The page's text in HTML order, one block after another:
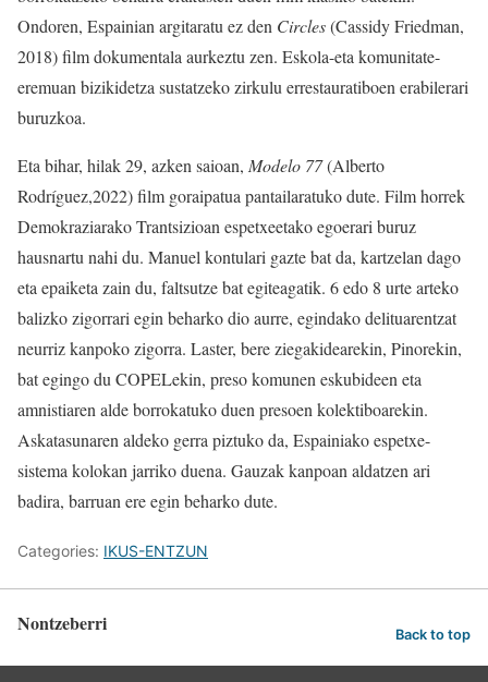
Ondoren, Espainian argitaratu ez den Circles(Cassidy Friedman,
2018) film dokumentala aurkeztu zen. Eskola-eta komunitate-
eremuan bizikidetza sustatzeko zirkulu errestauratiboen erabilerari
buruzkoa.
Eta bihar, hilak 29, azken saioan, Modelo 77(Alberto
Rodríguez,2022) film goraipatua pantailaratuko dute. Film horrek
Demokraziarako Trantsizioan espetxeetako egoerari buruz
hausnartu nahi du. Manuel kontulari gazte bat da, kartzelan dago
eta epaiketa zain du, faltsutze bat egiteagatik. 6 edo 8 urte arteko
balizko zigorrari egin beharko dio aurre, egindako delituarentzat
neurriz kanpoko zigorra. Laster, bere ziegakidearekin, Pinorekin,
bat egingo du COPELekin, preso komunen eskubideen eta
amnistiaren alde borrokatuko duen presoen kolektiboarekin.
Askatasunaren aldeko gerra piztuko da, Espainiako espetxe-
sistema kolokan jarriko duena. Gauzak kanpoan aldatzen ari
badira, barruan ere egin beharko dute.
Categories: IKUS-ENTZUN
Nontzeberri Back to top